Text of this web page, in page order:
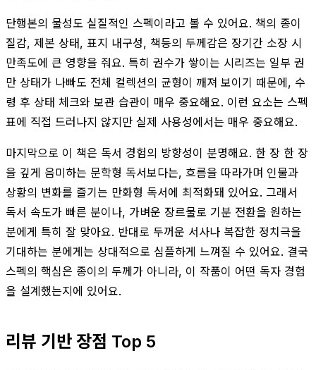
단행본의 물성도 실질적인 스펙이라고 볼 수 있어요. 책의 종이
질감, 제본 상태, 표지 내구성, 책등의 두께감은 장기간 소장 시
만족도에 큰 영향을 줘요. 특히 권수가 쌓이는 시리즈는 일부 권
만 상태가 나빠도 전체 컬렉션의 균형이 깨져 보이기 때문에, 수
령 후 상태 체크와 보관 습관이 매우 중요해요. 이런 요소는 스펙
표에 직접 드러나지 않지만 실제 사용성에서는 매우 중요해요.
마지막으로 이 책은 독서 경험의 방향성이 분명해요. 한 장 한 장
을 깊게 음미하는 문학형 독서보다는, 흐름을 따라가며 인물과
상황의 변화를 즐기는 만화형 독서에 최적화돼 있어요. 그래서
독서 속도가 빠른 분이나, 가벼운 장르물로 기분 전환을 원하는
분에게 특히 잘 맞아요. 반대로 두꺼운 서사나 복잡한 정치극을
기대하는 분에게는 상대적으로 심플하게 느껴질 수 있어요. 결국
스펙의 핵심은 종이의 두께가 아니라, 이 작품이 어떤 독자 경험
을 설계했는지에 있어요.
리뷰 기반 장점 Top 5